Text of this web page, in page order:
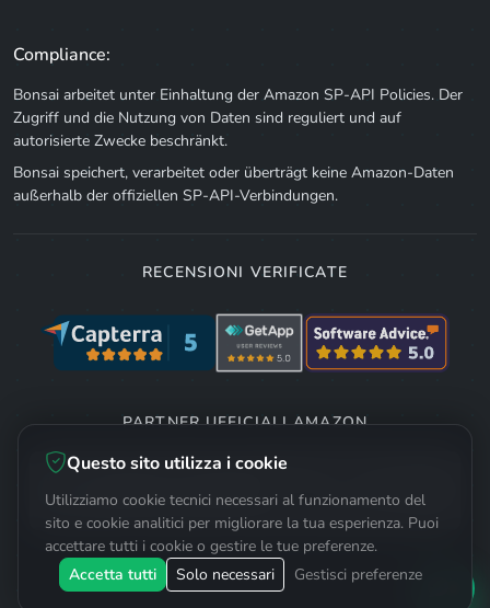
Compliance:
Bonsai arbeitet unter Einhaltung der Amazon SP-API Policies. Der
Zugriff und die Nutzung von Daten sind reguliert und auf
autorisierte Zwecke beschränkt.
Bonsai speichert, verarbeitet oder überträgt keine Amazon-Daten
außerhalb der offiziellen SP-API-Verbindungen.
RECENSIONI VERIFICATE
PARTNER UFFICIALI AMAZON
© 2026 Bonsai. Alle Rechte vorbehalten.
Questo sito utilizza i cookie
Utilizziamo cookie tecnici necessari al funzionamento del
sito e cookie analitici per migliorare la tua esperienza. Puoi
accettare tutti i cookie o gestire le tue preferenze.
Accetta tutti
Solo necessari Gestisci preferenze